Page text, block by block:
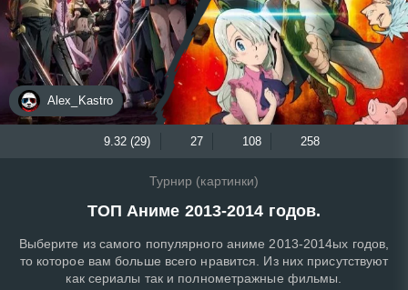
Alex_Kastro
9.32 (29) 27 108 258
Турнир (картинки)
ТОП Аниме 2013-2014 годов.
Выберите из самого популярного аниме 2013-2014ых годов,
то которое вам больше всего нравится. Из них присутствуют
как сериалы так и полнометражные фильмы.